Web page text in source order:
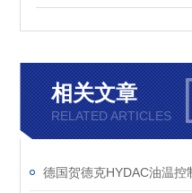
相关文章
RELATED ARTICLES